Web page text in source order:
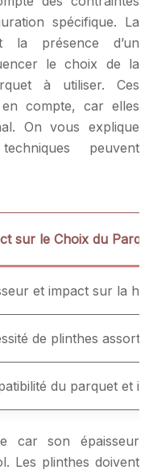
spécifique. La
la présence d’un
le choix de la
à utiliser. Ces
compte, car elles
On vous explique
peuvent
sur le Choix du
et impact sur la
de plinthes
du parquet et
car son épaisseur
Les plinthes doivent